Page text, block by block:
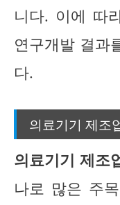
니다. 이에 따
연구개발 결과
다.
의료기기 제조
의료기기 제조
나로 많은 주